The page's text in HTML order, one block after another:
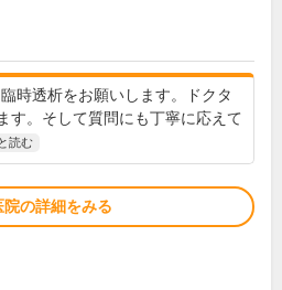
時透析をお願いします。ドクタ
す。そして質問にも丁寧に応えて
読む
院の詳細をみる